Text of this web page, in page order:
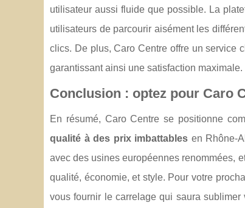
utilisateur aussi fluide que possible. La
utilisateurs de parcourir aisément les
clics. De plus, Caro Centre offre un service
garantissant ainsi une satisfaction maximale.
Conclusion : optez pour Caro
En résumé, Caro Centre se positionne
qualité à des prix imbattables en Rhône-
avec des usines européennes renommées,
qualité, économie, et style. Pour votre
vous fournir le carrelage qui saura